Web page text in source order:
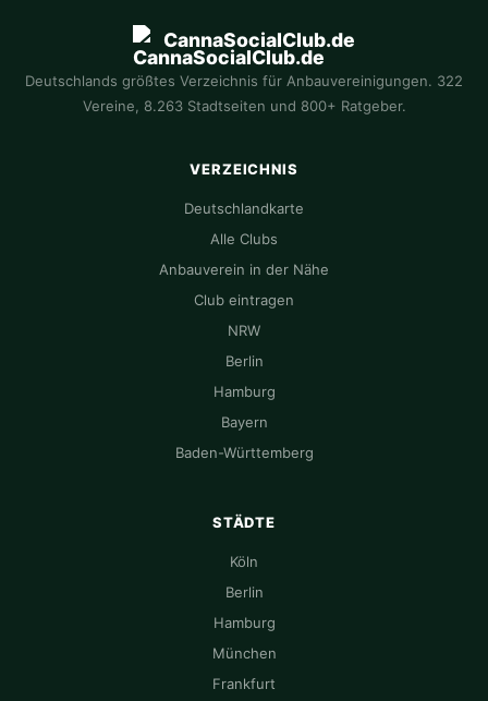
CannaSocialClub.de
Deutschlands größtes Verzeichnis für Anbauvereinigungen. 322
Vereine, 8.263 Stadtseiten und 800+ Ratgeber.
VERZEICHNIS
Deutschlandkarte
Alle Clubs
Anbauverein in der Nähe
Club eintragen
NRW
Berlin
Hamburg
Bayern
Baden-Württemberg
STÄDTE
Köln
Berlin
Hamburg
München
Frankfurt